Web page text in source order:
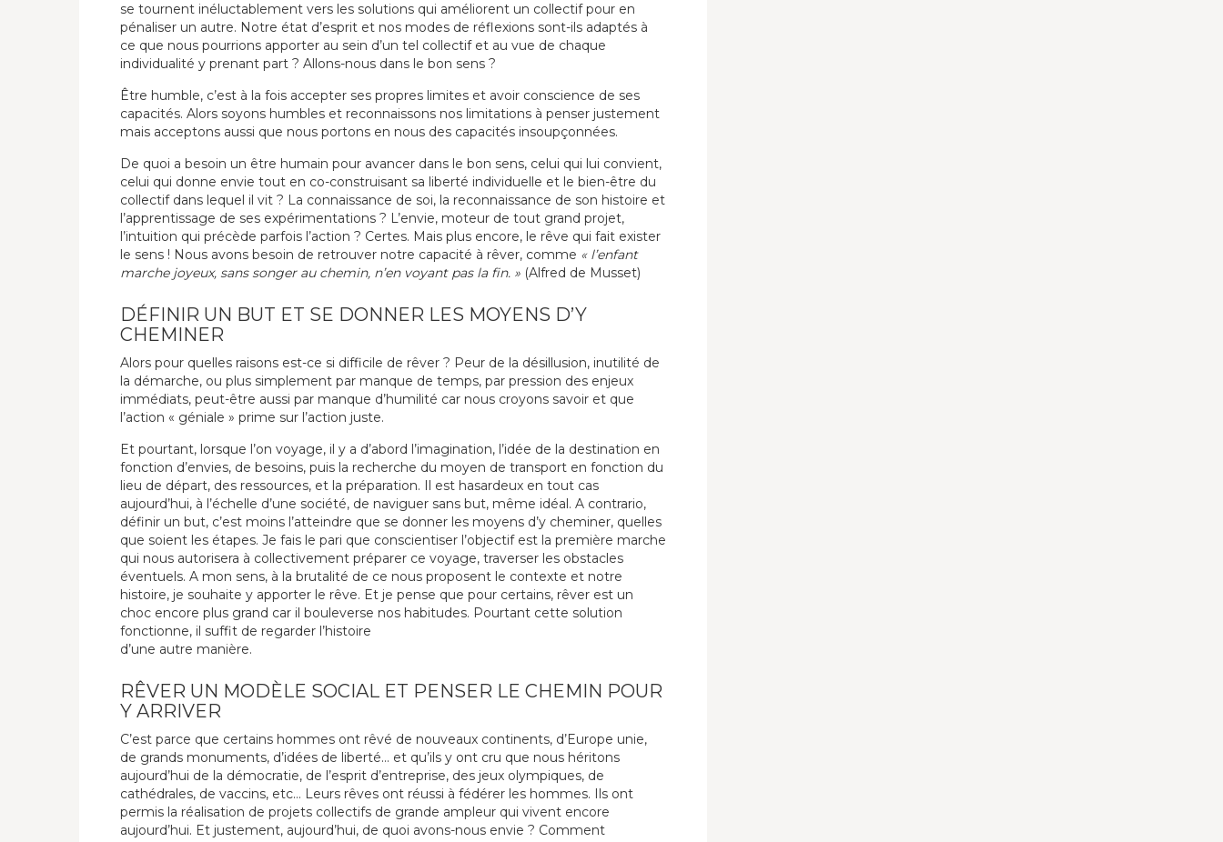
se tournent inéluctablement vers les solutions qui améliorent un collectif pour en
pénaliser un autre. Notre état d’esprit et nos modes de réflexions sont-ils adaptés à
ce que nous pourrions apporter au sein d’un tel collectif et au vue de chaque
individualité y prenant part ? Allons-nous dans le bon sens ?
Être humble, c’est à la fois accepter ses propres limites et avoir conscience de ses
capacités. Alors soyons humbles et reconnaissons nos limitations à penser justement
mais acceptons aussi que nous portons en nous des capacités insoupçonnées.
De quoi a besoin un être humain pour avancer dans le bon sens, celui qui lui convient,
celui qui donne envie tout en co-construisant sa liberté individuelle et le bien-être du
collectif dans lequel il vit ? La connaissance de soi, la reconnaissance de son histoire et
l’apprentissage de ses expérimentations ? L’envie, moteur de tout grand projet,
l’intuition qui précède parfois l’action ? Certes. Mais plus encore, le rêve qui fait exister
le sens ! Nous avons besoin de retrouver notre capacité à rêver, comme « l’enfant
marche joyeux, sans songer au chemin, n’en voyant pas la fin. » (Alfred de Musset)
DÉFINIR UN BUT ET SE DONNER LES MOYENS D’Y
CHEMINER
Alors pour quelles raisons est-ce si difficile de rêver ? Peur de la désillusion, inutilité de
la démarche, ou plus simplement par manque de temps, par pression des enjeux
immédiats, peut-être aussi par manque d’humilité car nous croyons savoir et que
l’action « géniale » prime sur l’action juste.
Et pourtant, lorsque l’on voyage, il y a d’abord l’imagination, l’idée de la destination en
fonction d’envies, de besoins, puis la recherche du moyen de transport en fonction du
lieu de départ, des ressources, et la préparation. Il est hasardeux en tout cas
aujourd’hui, à l’échelle d’une société, de naviguer sans but, même idéal. A contrario,
définir un but, c’est moins l’atteindre que se donner les moyens d’y cheminer, quelles
que soient les étapes. Je fais le pari que conscientiser l’objectif est la première marche
qui nous autorisera à collectivement préparer ce voyage, traverser les obstacles
éventuels. A mon sens, à la brutalité de ce nous proposent le contexte et notre
histoire, je souhaite y apporter le rêve. Et je pense que pour certains, rêver est un
choc encore plus grand car il bouleverse nos habitudes. Pourtant cette solution
fonctionne, il suffit de regarder l’histoire
d’une autre manière.
RÊVER UN MODÈLE SOCIAL ET PENSER LE CHEMIN POUR
Y ARRIVER
C’est parce que certains hommes ont rêvé de nouveaux continents, d’Europe unie,
de grands monuments, d’idées de liberté… et qu’ils y ont cru que nous héritons
aujourd’hui de la démocratie, de l’esprit d’entreprise, des jeux olympiques, de
cathédrales, de vaccins, etc… Leurs rêves ont réussi à fédérer les hommes. Ils ont
permis la réalisation de projets collectifs de grande ampleur qui vivent encore
aujourd’hui. Et justement, aujourd’hui, de quoi avons-nous envie ? Comment